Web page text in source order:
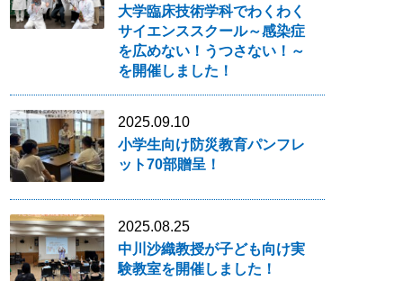
大学臨床技術学科でわくわく
サイエンススクール～感染症
を広めない！うつさない！～
を開催しました！
2025.09.10
小学生向け防災教育パンフレ
ット70部贈呈！
2025.08.25
中川沙織教授が子ども向け実
験教室を開催しました！